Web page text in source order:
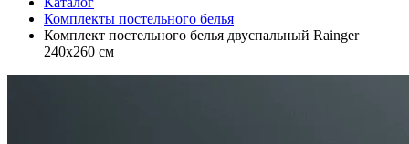
Комплекты постельного белья
Комплект постельного белья двуспальный Rainger
240x260 см